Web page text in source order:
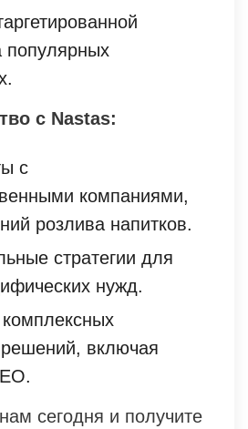
популярных
с Nastas:
с
компаниями,
розлива напитков.
стратегии для
нужд.
комплексных
включая
сегодня и получите